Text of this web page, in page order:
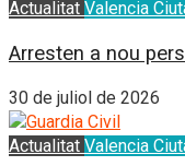
Actualitat Valencia
Arresten a nou
30 de juliol de 2026
Actualitat Valencia